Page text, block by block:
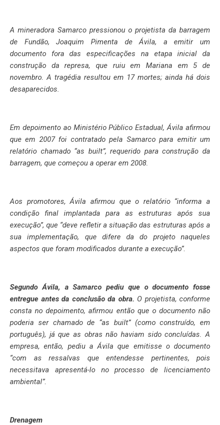
A mineradora Samarco pressionou o projetista da barragem
de Fundão, Joaquim Pimenta de Ávila, a emitir um
documento fora das especificações na etapa inicial da
construção da represa, que ruiu em Mariana em 5 de
novembro. A tragédia resultou em 17 mortes; ainda há dois
desaparecidos.
Em depoimento ao Ministério Público Estadual, Ávila afirmou
que em 2007 foi contratado pela Samarco para emitir um
relatório chamado “as built”, requerido para construção da
barragem, que começou a operar em 2008.
Aos promotores, Ávila afirmou que o relatório “informa a
condição final implantada para as estruturas após sua
execução”, que “deve refletir a situação das estruturas após a
sua implementação, que difere da do projeto naqueles
aspectos que foram modificados durante a execução”.
Segundo Ávila, a Samarco pediu que o documento fosse
entregue antes da conclusão da obra. O projetista, conforme
consta no depoimento, afirmou então que o documento não
poderia ser chamado de “as built” (como construído, em
português), já que as obras não haviam sido concluídas. A
empresa, então, pediu a Ávila que emitisse o documento
“com as ressalvas que entendesse pertinentes, pois
necessitava apresentá-lo no processo de licenciamento
ambiental”.
Drenagem